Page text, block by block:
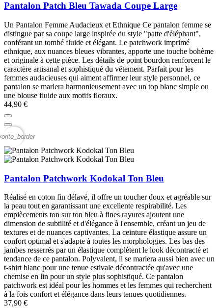
Pantalon Patch Bleu Tawada Coupe Large
Un Pantalon Femme Audacieux et Ethnique Ce pantalon femme se
distingue par sa coupe large inspirée du style "patte d'éléphant",
conférant un tombé fluide et élégant. Le patchwork imprimé
ethnique, aux nuances bleues vibrantes, apporte une touche bohème
et originale à cette pièce. Les détails de point bourdon renforcent le
caractère artisanal et sophistiqué du vêtement. Parfait pour les
femmes audacieuses qui aiment affirmer leur style personnel, ce
pantalon se mariera harmonieusement avec un top blanc simple ou
une blouse fluide aux motifs floraux.
44,90 €
Pantalon Patchwork Kodokal Ton Bleu
Réalisé en coton fin délavé, il offre un toucher doux et agréable sur
la peau tout en garantissant une excellente respirabilité. Les
empiècements ton sur ton bleu à fines rayures ajoutent une
dimension de subtilité et d'élégance à l'ensemble, créant un jeu de
textures et de nuances captivantes. La ceinture élastique assure un
confort optimal et s'adapte à toutes les morphologies. Les bas des
jambes resserrés par un élastique complètent le look décontracté et
tendance de ce pantalon. Polyvalent, il se mariera aussi bien avec un
t-shirt blanc pour une tenue estivale décontractée qu'avec une
chemise en lin pour un style plus sophistiqué. Ce pantalon
patchwork est idéal pour les hommes et les femmes qui recherchent
à la fois confort et élégance dans leurs tenues quotidiennes.
37,90 €